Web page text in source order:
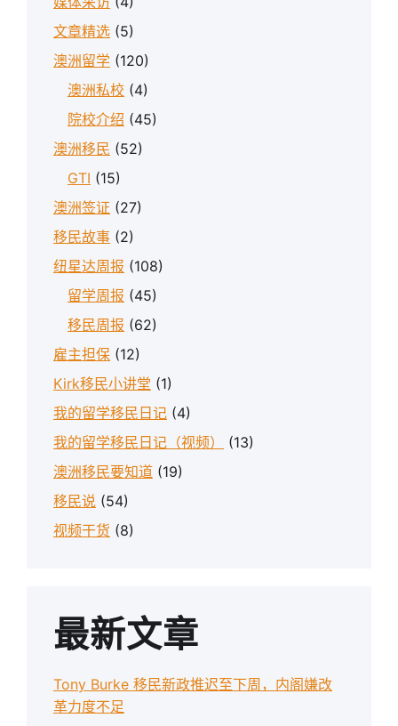
文章精选 (5)
澳洲留学 (120)
澳洲私校 (4)
院校介绍 (45)
澳洲移民 (52)
GTI (15)
澳洲签证 (27)
移民故事 (2)
纽星达周报 (108)
留学周报 (45)
移民周报 (62)
雇主担保 (12)
Kirk移民小讲堂 (1)
我的留学移民日记 (4)
我的留学移民日记（视频）
(13)
澳洲移民要知道 (19)
移民说 (54)
视频干货 (8)
最新文章
Tony Burke 移民新政推迟至下周，内阁嫌改
革力度不足